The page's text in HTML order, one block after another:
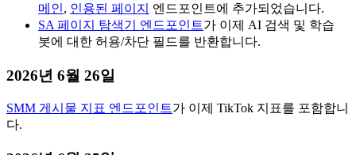
메인, 인용된 페이지
엔드포인트에 추가되었습니다.
SA 페이지 탐색기 엔드포인트가 이제 AI 검색 및 학습
봇에 대한 허용/차단 필드를 반환합니다.
2026년 6월 26일
SMM 게시물 지표 엔드포인트가 이제 TikTok 지표를 포함합니
다.